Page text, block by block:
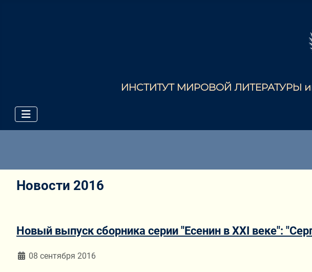
ИНСТИТУТ МИРОВОЙ ЛИТЕРАТУРЫ
Новости 2016
Новый выпуск сборника серии "Есенин в XXI веке":
Информация о материале
08 сентября 2016